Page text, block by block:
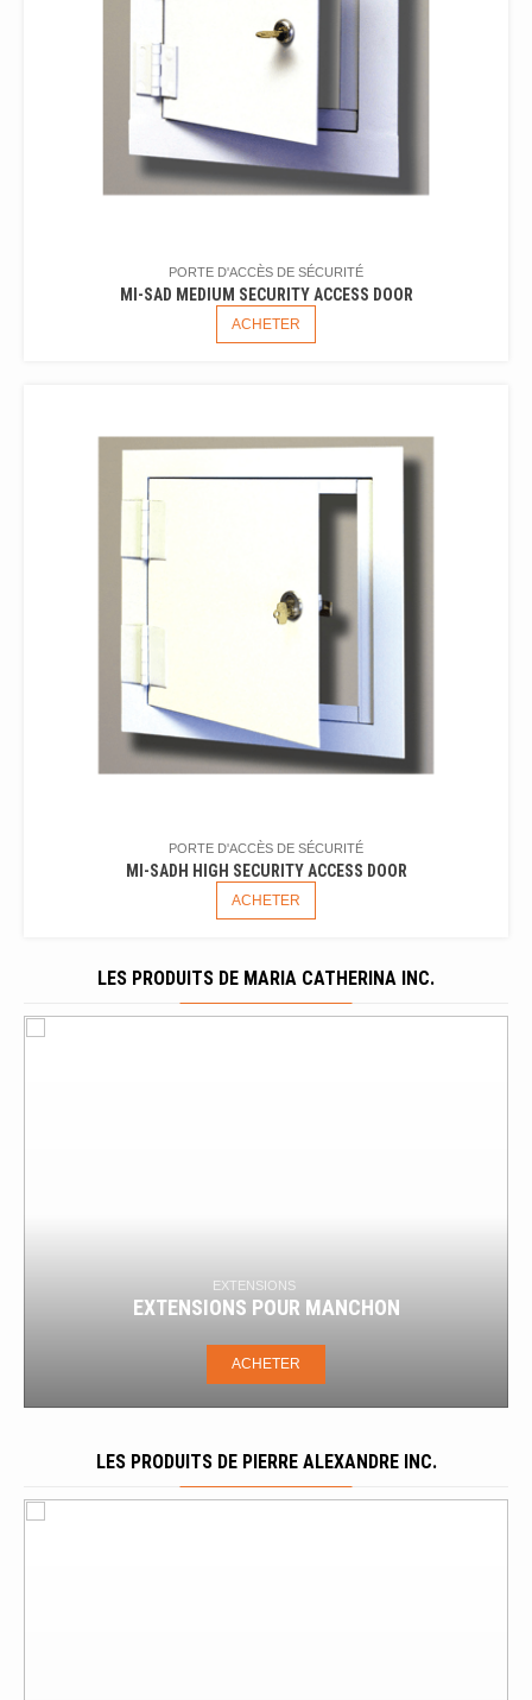
PORTE D'ACCÈS DE SÉCURITÉ
MI-SAD MEDIUM SECURITY ACCESS DOOR
ACHETER
PORTE D'ACCÈS DE SÉCURITÉ
MI-SADH HIGH SECURITY ACCESS DOOR
ACHETER
LES PRODUITS DE MARIA CATHERINA INC.
BOUCHONS TEMPORAIRES POUR DALLE
BÉTON
LES PRODUITS DE PIERRE ALEXANDRE INC.